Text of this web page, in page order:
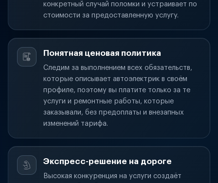
конкретный случай поломки и устраивает по
стоимости за предоставленную услугу.
Понятная ценовая политика
Следим за выполнением всех обязательств,
которые описывает автоэлектрик в своём
профиле, поэтому вы платите только за те
услуги и ремонтные работы, которые
заказывали, без предоплаты и внезапных
изменений тарифа.
Экспресс-решение на дороге
Высокая конкуренция на услуги создаёт